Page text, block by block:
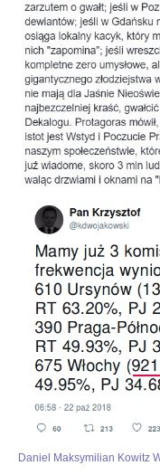
Daniel Maksymilian Kowitz